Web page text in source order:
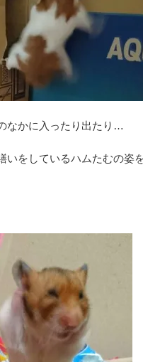
なかに入ったり出たり…
いをしているハムたむの姿